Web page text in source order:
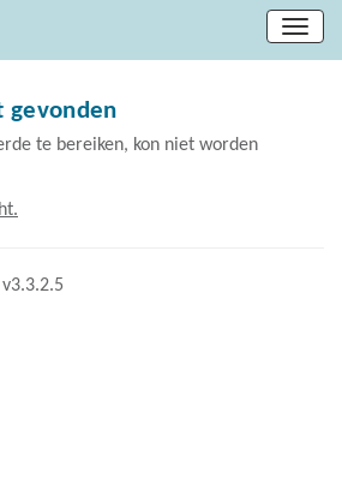
gevonden
te bereiken, kon niet worden